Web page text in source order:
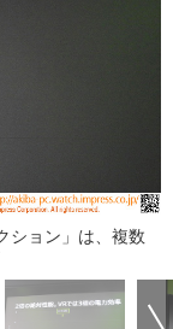
ション」は、複数